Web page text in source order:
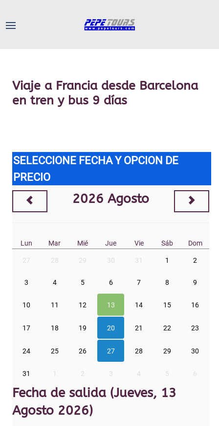
Viaje a Francia desde Barcelona
en tren y bus 9 días
SELECCIONE FECHA Y OPCION DE
PRECIO
2026 Agosto
Lun Mar Mié Jue Vie Sáb Dom
27 28 29 30 31 1 2
3 4 5 6 7 8 9
10 11 12 13 14 15 16
17 18 19 20 21 22 23
24 25 26 27 28 29 30
31 1 2 3 4 5 6
Fecha de salida (Jueves, 13
Agosto 2026)